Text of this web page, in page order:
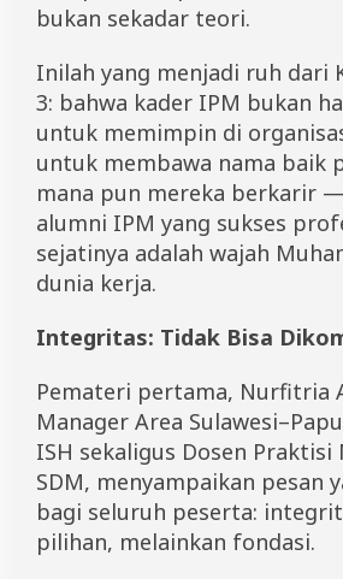
bukan sekadar teori.
Inilah yang menjadi ruh dari
3: bahwa kader IPM bukan
untuk memimpin di
untuk membawa nama baik
mana pun mereka berkarir
alumni IPM yang sukses
sejatinya adalah wajah
dunia kerja.
Integritas: Tidak Bisa
Pemateri pertama, Nurfitria
Manager Area
ISH sekaligus Dosen Praktisi
SDM, menyampaikan pesan
bagi seluruh peserta:
pilihan, melainkan fondasi.